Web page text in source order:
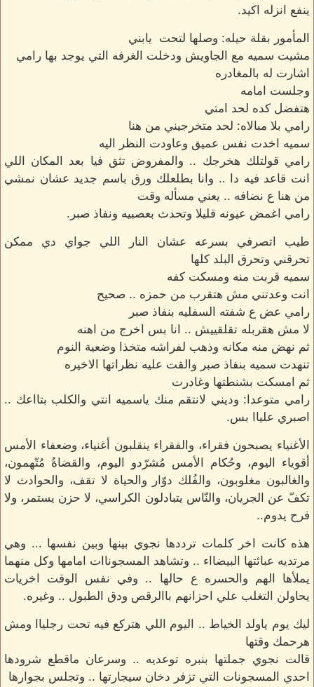
ينفع انزله اكيد.
المأمور بقلة حيله: وصلها لتحت يابني
مشيت سميه مع الجاويش ودخلت الغرفه التي يوجد بها رامي
اشارت له بالمغادره
وجلست امامه
هتفضل كده لحد امتي
رامي بلا مبالاه: لحد متخرجيني من هنا
سميه اخدت نفس عميق وعاودت النظر اليه
رامي قولتلك هخرجك .. والمفروض تثق فيا بعد المكان اللي
انت قاعد فيه دا .. وانا بطلعلك ورق باسم جديد عشان نمشي
من هنا ع نضافه .. يعني مسأله وقت
رامي اغمض عيونه قليلا وتحدث بعصبيه ونفاذ صبر.
طيب اتصرفي بسرعه عشان النار اللي جواي دي ممكن
تحرقني وتحرق البلد كلها
سميه قربت منه ومسكت كفه
انت وعدتني مش هتقرب من حمزه .. صحيح
رامي عض ع شفته السفليه بنفاذ صبر
لا مش هقربله تقلقييش .. انا بس اخرج من اهنه
ثم نهض منه مكانه وذهب لفراشه متخذا وضعية النوم
تنهدت سميه بنفاذ صبر والقت عليه نظراتها الاخيره
ثم امسكت بشنطتها وغادرت
رامي متوعدا: وديني لانتقم منك ياسميه انتي والكلب بتااعك ..
اصبري علياا بس.
الأغنياء يصبحون فقراء، والفقراء ينقلبون أغنياء، وضعفاء الأمس
أقوياء اليوم، وحُكام الأمس مُشرّدو اليوم، والقضاةُ مُتّهمون،
والغالبون مغلوبون، والفُلك دوّار والحياة لا تقف، والحوادث لا
تكفّ عن الجريان، والنّاس يتبادلون الكراسي، لا حزن يستمر، ولا
فرح يدوم..
هذه كانت اخر كلمات ترددها نجوي بينها وبين نفسها ... وهي
مرتديه عبائتها البيضااء .. وتشاهد المسجوناات امامها وكل منهما
يملأها الهم والحسره ع حالها .. وفي نفس الوقت اخريات
يحاولن التغلب علي احزانهم باالرقص ودق الطبول .. وغيره.
ليك يوم ياولد الخياط .. اليوم اللي هتركع فيه تحت رجلياا ومش
هرحمك وقتها
قالت نجوي جملتها بنبره توعديه .. وسرعان ماقطع شرودها
احدي المسجونات التي تزفر دخان سيجارتها .. وتجلس بجوارها